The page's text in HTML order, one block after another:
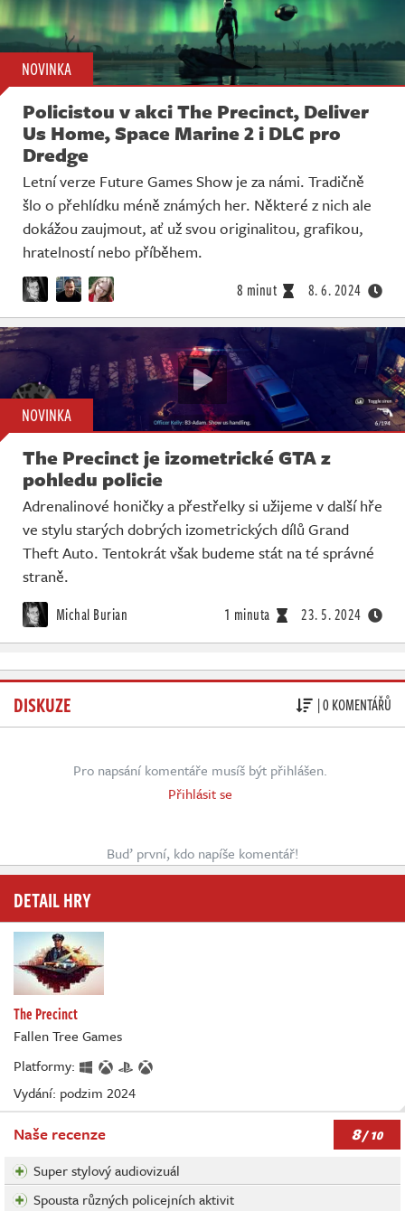
NOVINKA
Policistou v akci The Precinct, Deliver
Us Home, Space Marine 2 i DLC pro
Dredge
Letní verze Future Games Show je za námi. Tradičně
šlo o přehlídku méně známých her. Některé z nich ale
dokážou zaujmout, ať už svou originalitou, grafikou,
hratelností nebo příběhem.
8 minut 8. 6. 2024
NOVINKA
The Precinct je izometrické GTA z
pohledu policie
Adrenalinové honičky a přestřelky si užijeme v další hře
ve stylu starých dobrých izometrických dílů Grand
Theft Auto. Tentokrát však budeme stát na té správné
straně.
Michal Burian 1 minuta 23. 5. 2024
DISKUZE | 0 KOMENTÁŘŮ
Pro napsání komentáře musíš být přihlášen.
Přihlásit se
Buď první, kdo napíše komentář!
DETAIL HRY
The Precinct
Fallen Tree Games
Platformy:
Vydání: podzim 2024
Naše recenze 8/ 10
Super stylový audiovizuál
Spousta různých policejních aktivit